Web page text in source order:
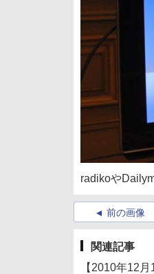
radikoや
前の画像
関連記事
【2010年12